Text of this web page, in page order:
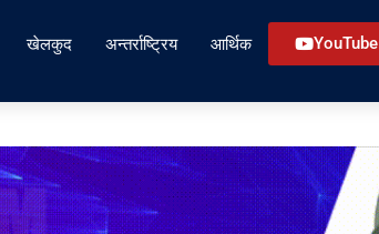
खेलकुद अन्तर्राष्ट्रिय आर्थिक YouTube